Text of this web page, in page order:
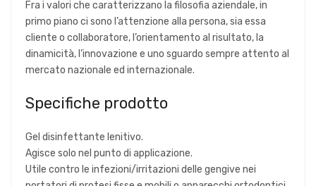
Fra i valori che caratterizzano la filosofia aziendale, in
primo piano ci sono l’attenzione alla persona, sia essa
cliente o collaboratore, l’orientamento al risultato, la
dinamicità, l’innovazione e uno sguardo sempre attento al
mercato nazionale ed internazionale.
Specifiche prodotto
Gel disinfettante lenitivo.
Agisce solo nel punto di applicazione.
Utile contro le infezioni/irritazioni delle gengive nei